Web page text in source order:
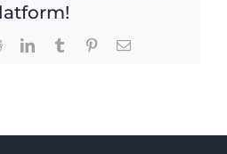
RedditLinkedInTumblr PinterestEmail